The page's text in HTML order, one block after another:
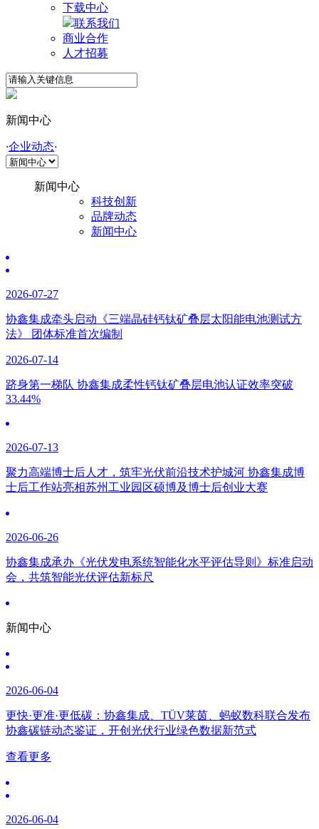
下载中心
联系我们
商业合作
人才招募
新闻中心
·企业动态·
新闻中心
科技创新
品牌动态
新闻中心
2026-07-27
协鑫集成牵头启动《三端晶硅钙钛矿叠层太阳能电池测试方
法》 团体标准首次编制
2026-07-14
跻身第一梯队 协鑫集成柔性钙钛矿叠层电池认证效率突破
33.44%
2026-07-13
聚力高端博士后人才，筑牢光伏前沿技术护城河 协鑫集成博
士后工作站亮相苏州工业园区硕博及博士后创业大赛
2026-06-26
协鑫集成承办《光伏发电系统智能化水平评估导则》标准启动
会，共筑智能光伏评估新标尺
新闻中心
2026-06-04
更快·更准·更低碳：协鑫集成、TÜV莱茵、蚂蚁数科联合发布
协鑫碳链动态鉴证，开创光伏行业绿色数据新范式
查看更多
2026-06-04